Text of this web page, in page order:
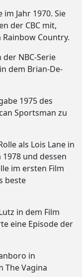
Jahr 1970. Sie
der CBC mit,
Country.
NBC-Serie
dem Brian-De-
1975 des
Sportsman zu
als Lois Lane in
und dessen
im ersten Film
beste
in dem Film
eine Episode der
in
The Vagina